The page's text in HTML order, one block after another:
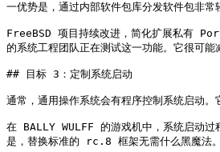
一优势是，通过内部软件包库分发软件包非常
FreeBSD 项目持续改进，简化扩展私有
的系统工程团队正在测试这一功能。它很可
## 目标 3：定制系统启动
通常，通用操作系统会有程序控制系统启动。
在 BALLY WULFF 的游戏机中，系统启动
是，替换标准的 rc.8 框架无需什么黑魔法